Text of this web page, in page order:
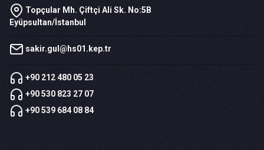
Topçular Mh. Çiftçi Ali Sk. No:5B
Eyüpsultan/İstanbul
sakir.gul@hs01.kep.tr
+90 212 480 05 23
+90 530 823 27 07
+90 539 684 08 84